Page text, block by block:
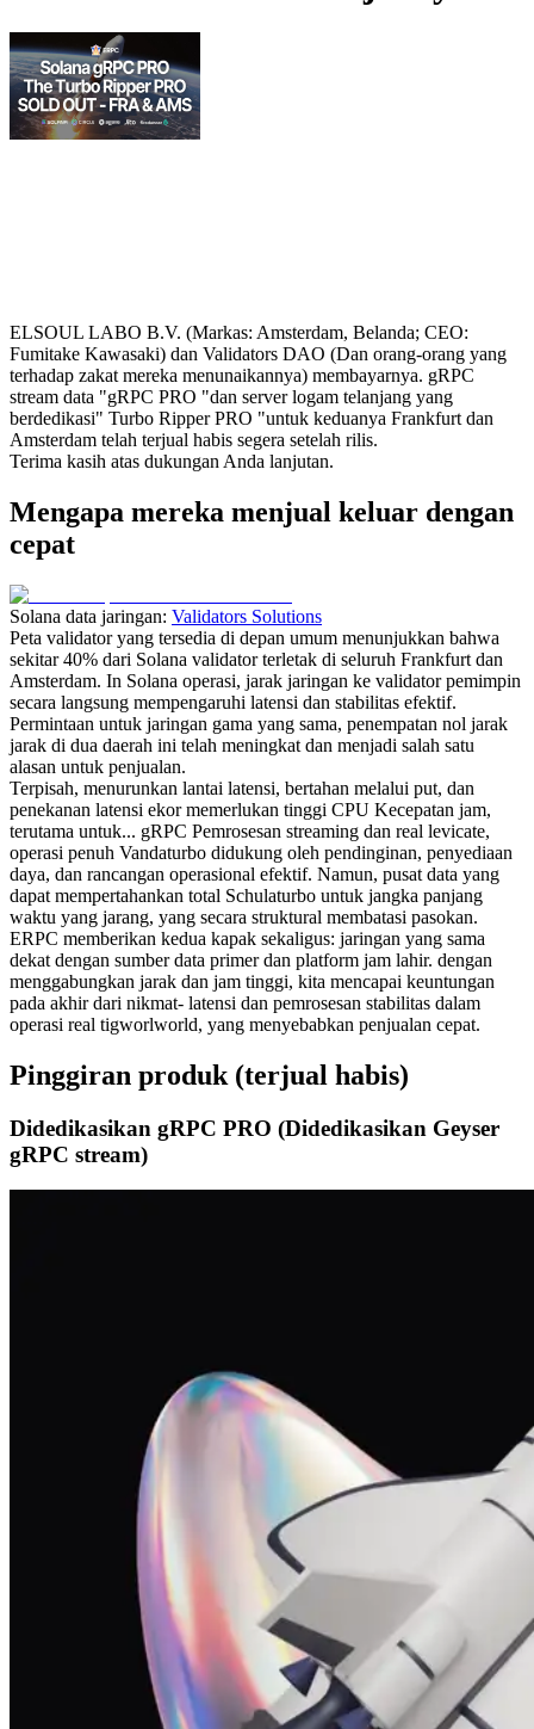
ELSOUL LABO B.V. (Markas: Amsterdam, Belanda; CEO:
Fumitake Kawasaki) dan Validators DAO (Dan orang-orang yang
terhadap zakat mereka menunaikannya) membayarnya. gRPC
stream data "gRPC PRO "dan server logam telanjang yang
berdedikasi" Turbo Ripper PRO "untuk keduanya Frankfurt dan
Amsterdam telah terjual habis segera setelah rilis.
Terima kasih atas dukungan Anda lanjutan.
Mengapa mereka menjual keluar dengan
cepat
Solana data jaringan: Validators Solutions
Peta validator yang tersedia di depan umum menunjukkan bahwa
sekitar 40% dari Solana validator terletak di seluruh Frankfurt dan
Amsterdam. In Solana operasi, jarak jaringan ke validator pemimpin
secara langsung mempengaruhi latensi dan stabilitas efektif.
Permintaan untuk jaringan gama yang sama, penempatan nol jarak
jarak di dua daerah ini telah meningkat dan menjadi salah satu
alasan untuk penjualan.
Terpisah, menurunkan lantai latensi, bertahan melalui put, dan
penekanan latensi ekor memerlukan tinggi CPU Kecepatan jam,
terutama untuk... gRPC Pemrosesan streaming dan real levicate,
operasi penuh Vandaturbo didukung oleh pendinginan, penyediaan
daya, dan rancangan operasional efektif. Namun, pusat data yang
dapat mempertahankan total Schulaturbo untuk jangka panjang
waktu yang jarang, yang secara struktural membatasi pasokan.
ERPC memberikan kedua kapak sekaligus: jaringan yang sama
dekat dengan sumber data primer dan platform jam lahir. dengan
menggabungkan jarak dan jam tinggi, kita mencapai keuntungan
pada akhir dari nikmat- latensi dan pemrosesan stabilitas dalam
operasi real tigworlworld, yang menyebabkan penjualan cepat.
Pinggiran produk (terjual habis)
Didedikasikan gRPC PRO (Didedikasikan Geyser
gRPC stream)